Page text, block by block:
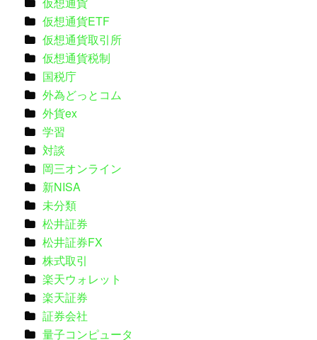
仮想通貨ETF
仮想通貨取引所
仮想通貨税制
国税庁
外為どっとコム
外貨ex
学習
対談
岡三オンライン
新NISA
未分類
松井証券
松井証券FX
株式取引
楽天ウォレット
楽天証券
証券会社
量子コンピュータ